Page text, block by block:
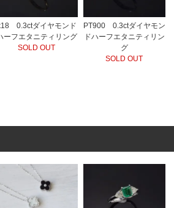
0.3ctダイヤモンド
ーフエタニティリング
SOLD OUT
PT900 0.3ctダイヤモン
ドハーフエタニティリン
グ
SOLD OUT